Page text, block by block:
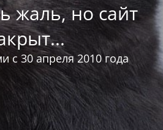
жаль, но сайт
с 30 апреля 2010 года